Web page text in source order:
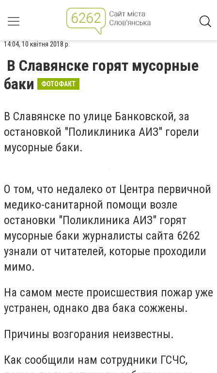
14:04, 10 квітня 2018 р.
В Славянске горят мусорные
баки
ФОТОФАКТ
В Славянске по улице Банковской, за
остановкой "Поликлиника АИЗ" горели
мусорные баки.
О том, что недалеко от Центра первичной
медико-санитарной помощи возле
остановки "Поликлиника АИЗ" горят
мусорные баки журналисты сайта 6262
узнали от читателей, которые проходили
мимо.
На самом месте происшествия пожар уже
устранен, однако два бака сожжены.
Причины возгорания неизвестны.
Как сообщили нам сотрудники ГСЧС,